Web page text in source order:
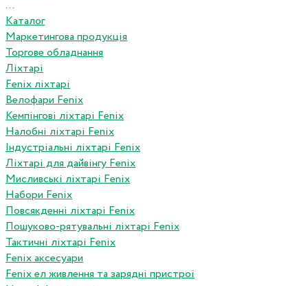
...
Каталог
Маркетингова продукція
Торгове обладнання
Ліхтарі
Fenix ліхтарі
Велофари Fenix
Кемпінгові ліхтарі Fenix
Налобні ліхтарі Fenix
Індустріальні ліхтарі Fenix
Ліхтарі для дайвінгу Fenix
Мисливські ліхтарі Fenix
Набори Fenix
Повсякденні ліхтарі Fenix
Пошуково-рятувальні ліхтарі Fenix
Тактичні ліхтарі Fenix
Fenix аксесуари
Fenix ел живлення та зарядні пристрої